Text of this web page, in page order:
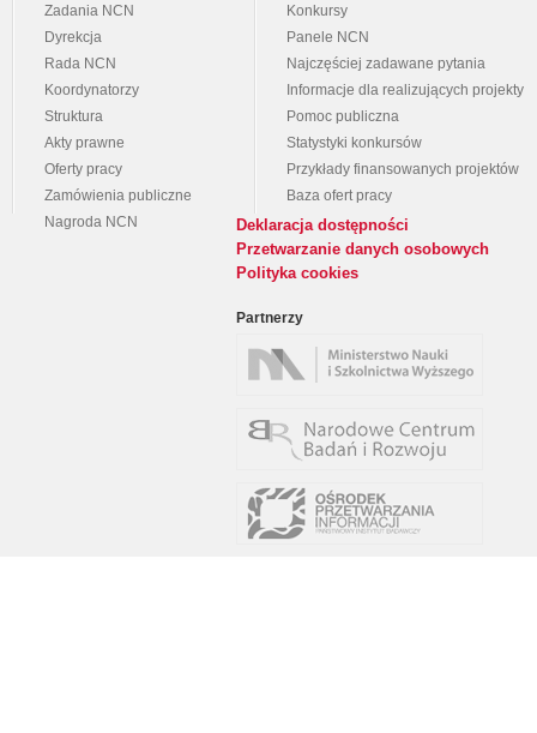
Zadania NCN
Dyrekcja
Rada NCN
Koordynatorzy
Struktura
Akty prawne
Oferty pracy
Zamówienia publiczne
Nagroda NCN
Konkursy
Panele NCN
Najczęściej zadawane pytania
Informacje dla realizujących projekty
Pomoc publiczna
Statystyki konkursów
Przykłady finansowanych projektów
Baza ofert pracy
Deklaracja dostępności
Przetwarzanie danych osobowych
Polityka cookies
Partnerzy